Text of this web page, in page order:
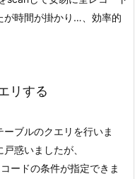
が時間が掛かり…、効率的
リする
ブルのクエリを行いま
惑いましたが、
ードの条件が指定できま